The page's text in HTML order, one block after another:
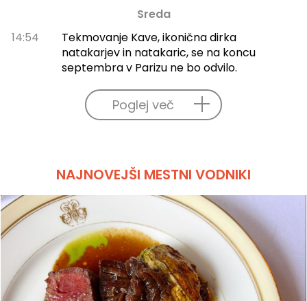
Sreda
14:54
Tekmovanje Kave, ikonična dirka
natakarjev in natakaric, se na koncu
septembra v Parizu ne bo odvilo.
Poglej več
NAJNOVEJŠI MESTNI VODNIKI